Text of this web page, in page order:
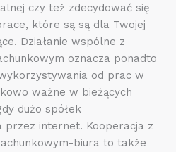
czy też zdecydować się
które są są dla Twojej
Działanie wspólne z
oznacza ponadto
od prac w
ważne w bieżących
dużo spółek
przez internet. Kooperacja z
biura to także